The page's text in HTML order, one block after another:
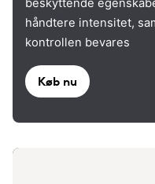
beskyttende
håndtere intensitet,
kontrollen bevares
Køb nu